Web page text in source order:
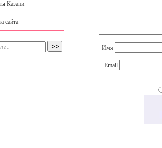
Казани
сайта
Имя
Email